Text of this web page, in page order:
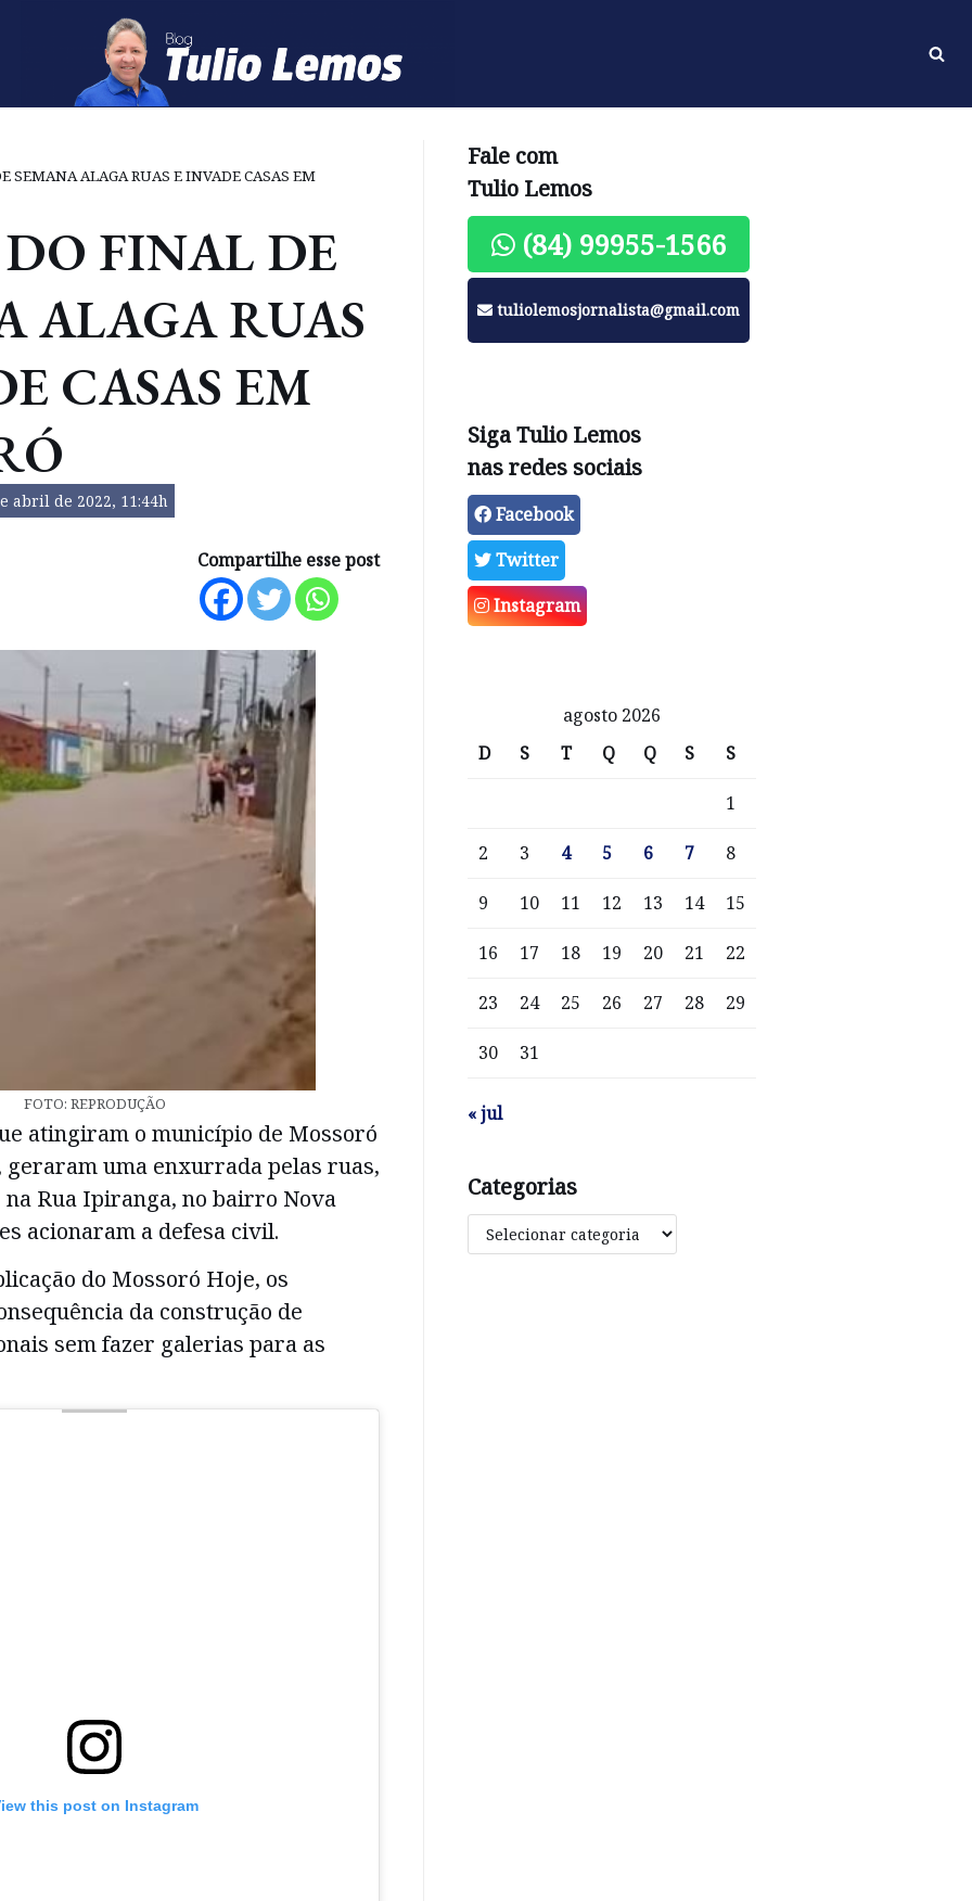
SEMANA ALAGA RUAS E INVADE CASAS EM
FINAL DE
ALAGA RUAS
CASAS EM
abril de 2022, 11:44h
Compartilhe esse post
FOTO: REPRODUÇÃO
atingiram o município de Mossoró
geraram uma enxurrada pelas ruas,
na Rua Ipiranga, no bairro Nova
acionaram a defesa civil.
do Mossoró Hoje, os
da construção de
sem fazer galerias para as
this post on Instagram
Fale com
Tulio Lemos
(84) 99955-1566
tuliolemosjornalista@gmail.com
Siga Tulio Lemos
nas redes sociais
Facebook
Twitter
Instagram
agosto 2026
D
S T Q Q S S
1
2 3 4 5 6 7 8
9 10 11 12 13 14 15
16 17 18 19 20 21 22
23 24 25 26 27 28 29
30 31
« jul
Categorias